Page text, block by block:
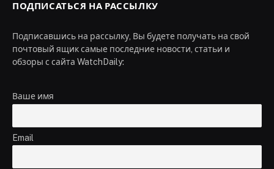
ПОДПИСАТЬСЯ НА РАССЫЛКУ
Подписавшись на рассылку, Вы будете получать на свой
почтовый ящик самые последние новости, статьи и
обзоры с сайта WatchDaily:
Ваше имя
Email